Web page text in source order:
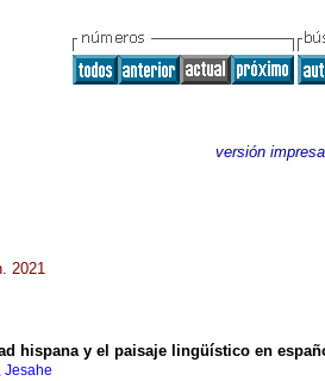
versión impresa
2021
hispana y el paisaje lingüístico en
Jesahe